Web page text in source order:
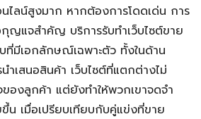
ไลน์สูงมาก หากต้องการโดดเด่น การ
ญแจสำคัญ บริการรับทำเว็บไซต์ขาย
ที่มีเอกลักษณ์เฉพาะตัว ทั้งในด้าน
ำเสนอสินค้า เว็บไซต์ที่แตกต่างไม่
องลูกค้า แต่ยังทำให้พวกเขาจดจำ
เมื่อเปรียบเทียบกับคู่แข่งที่ขาย